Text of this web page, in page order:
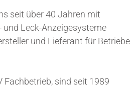
seit über 40 Jahren mit
und Leck-Anzeigesysteme
und Lieferant für Betriebe
Fachbetrieb, sind seit 1989